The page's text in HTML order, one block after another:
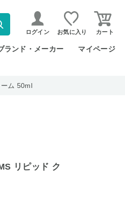
ログイン お気に入り カート
ランド・メーカー マイページ
ム 50ml
リピッド ク